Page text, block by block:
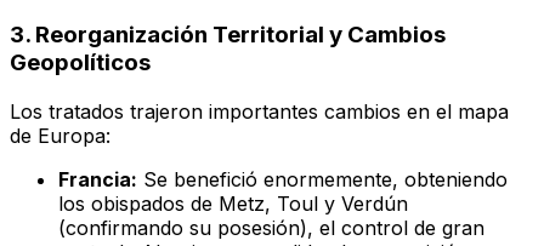
3. Reorganización Territorial y Cambios
Geopolíticos
Los tratados trajeron importantes cambios en el mapa
de Europa:
Francia: Se benefició enormemente, obteniendo
los obispados de Metz, Toul y Verdún
(confirmando su posesión), el control de gran